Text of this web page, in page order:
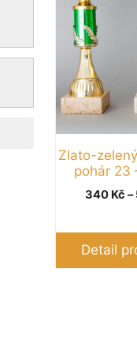
Zlato-
pohár 23
340 Kč –
Detail
Možnosti
vybrat
stránce
produktu